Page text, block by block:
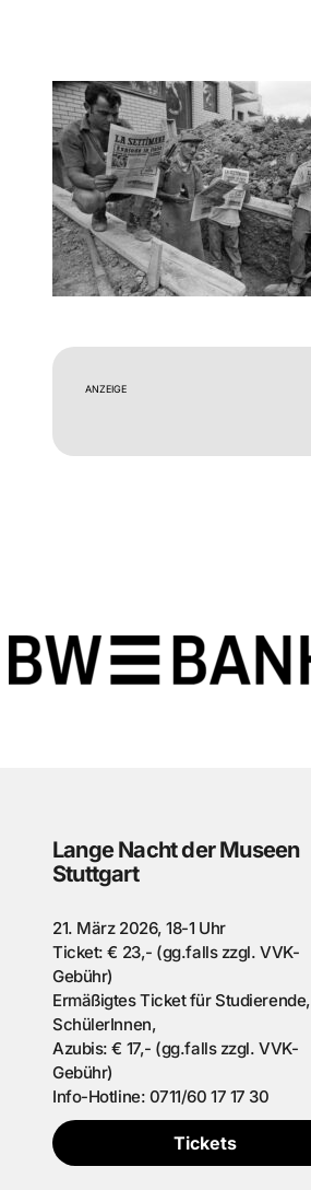
ANZEIGE
Lange Nacht der Museen
Stuttgart
21. März 2026, 18-1 Uhr
Ticket: € 23,- (gg.falls zzgl. VVK-
Gebühr)
Ermäßigtes Ticket für Studierende,
SchülerInnen,
Azubis: € 17,- (gg.falls zzgl. VVK-
Gebühr)
Info-Hotline: 0711/60 17 17 30
Tickets